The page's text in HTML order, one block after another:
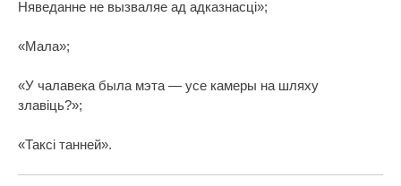
Няведанне не вызваляе ад адказнасці»;
«Мала»;
«У чалавека была мэта — усе камеры на шляху
злавіць?»;
«Таксі танней».